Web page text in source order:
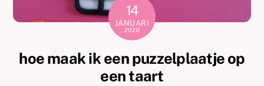
14
JANUARI
2020
hoe maak ik een puzzelplaatje op
een taart